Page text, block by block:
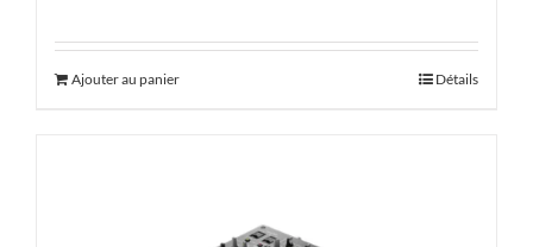
Ajouter au panier Détails